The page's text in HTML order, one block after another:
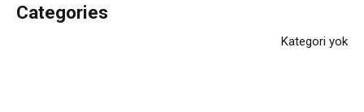
Categories
Kategori yok